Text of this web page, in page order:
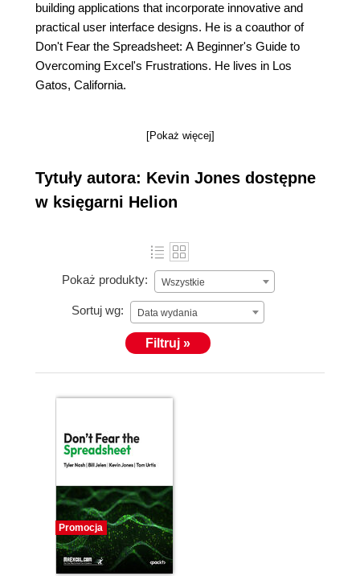
building applications that incorporate innovative and
practical user interface designs. He is a coauthor of
Don't Fear the Spreadsheet: A Beginner's Guide to
Overcoming Excel's Frustrations. He lives in Los
Gatos, California.
[Pokaż więcej]
Tytuły autora: Kevin Jones dostępne
w księgarni Helion
Pokaż produkty: Wszystkie
Sortuj wg: Data wydania
Filtruj »
Promocja